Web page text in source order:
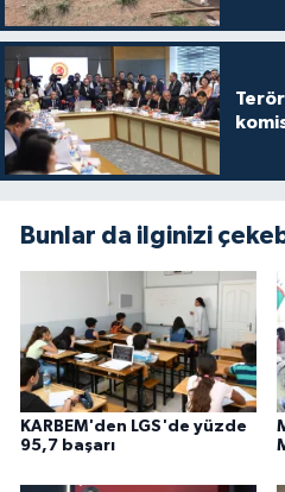
Bunlar da ilginizi
KARBEM'den LGS'de yüzde
95,7 başarı